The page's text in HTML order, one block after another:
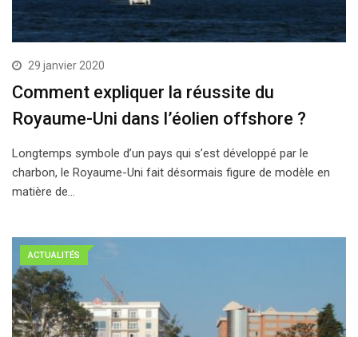
29 janvier 2020
Comment expliquer la réussite du
Royaume-Uni dans l’éolien offshore ?
Longtemps symbole d’un pays qui s’est développé par le
charbon, le Royaume-Uni fait désormais figure de modèle en
matière de…
ACTUALITÉS